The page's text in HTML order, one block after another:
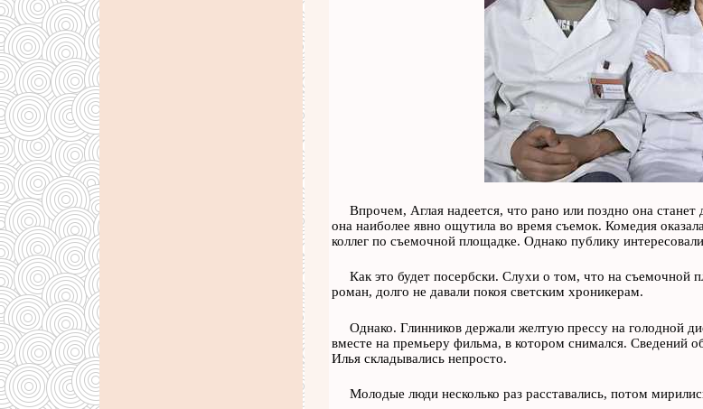
Впрочем, Аглая надеется, что рано или поздно она
она наиболее явно ощутила во время съемок. Комедия
коллег по съемочной площадке. Однако публику
Как это будет посербски. Слухи о том, что на
роман, долго не давали покоя светским хроникерам.
Однако. Глинников держали желтую прессу на голодной
вместе на премьеру фильма, в котором снимался.
Илья складывались непросто.
Молодые люди несколько раз расставались, потом